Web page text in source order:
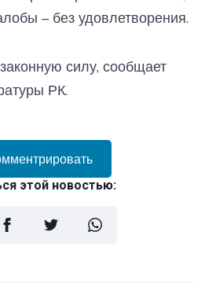
– без удовлетворения.
силу, сообщает
РК.
этой новостью: